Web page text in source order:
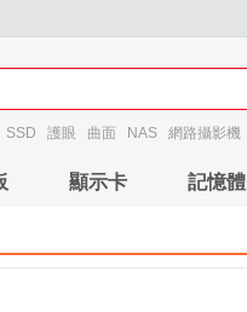
SSD 護眼 曲面 NAS 網路攝影機
顯示卡 記憶體